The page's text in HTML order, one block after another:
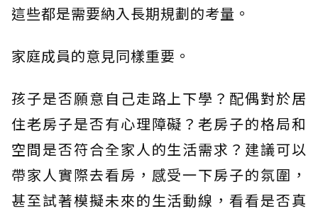
這些都是需要納入長期規劃的考量。
家庭成員的意見同樣重要。
孩子是否願意自己走路上下學？配偶對於居
住老房子是否有心理障礙？老房子的格局和
空間是否符合全家人的生活需求？建議可以
帶家人實際去看房，感受一下房子的氛圍，
甚至試著模擬未來的生活動線，看看是否真